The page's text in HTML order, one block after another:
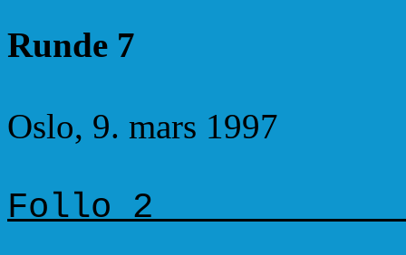
Runde 7
Oslo, 9. mars 1997
Follo